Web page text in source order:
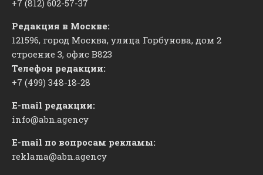
+7 (812) 602-57-37
Редакция в Москве:
121596, город Москва, улица Горбунова, дом 2
строение 3, офис ​В823
Телефон редакции:
+7 (499) 348-18-28
E-mail редакции:
info@abn.agency
E-mail по вопросам рекламы:
reklama@abn.agency